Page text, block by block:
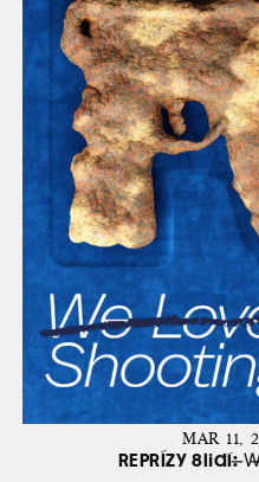
MAR 11,
REPRÍZY 8lidí: